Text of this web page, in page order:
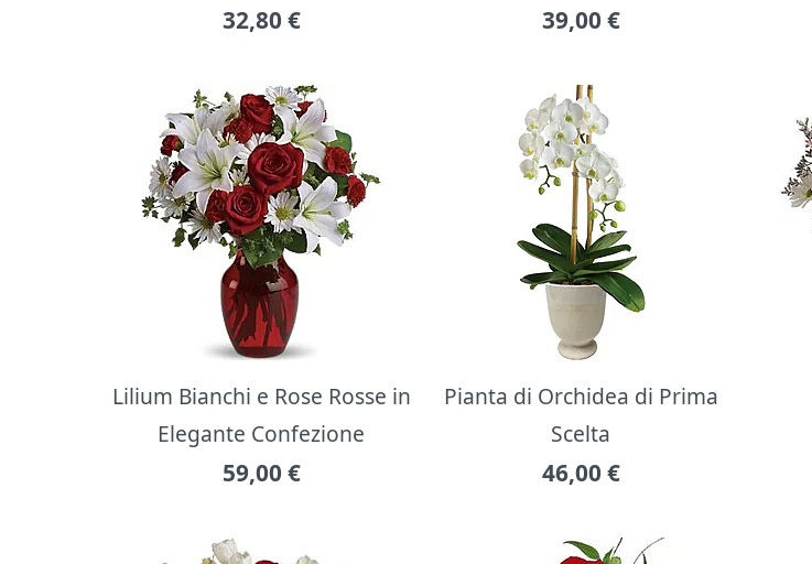
32,80 € 39,00 €
Lilium Bianchi e Rose Rosse in
Elegante Confezione
59,00 €
Pianta di Orchidea di Prima
Scelta
46,00 €